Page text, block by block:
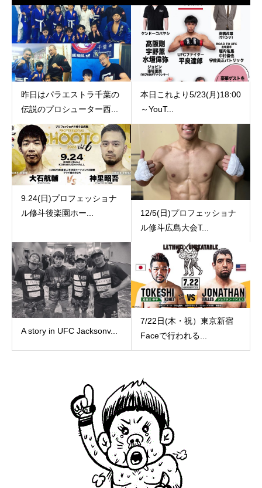
昨日はパラエストラ千葉の
伝説のプロシューター西...
本日これより5/23(月)18:00
～YouT...
9.24(日)プロフェッショナ
ル修斗後楽園ホー...
12/5(日)プロフェッショナ
ル修斗広島大会T...
A story in UFC Jacksonv...
7/22日(木・祝）東京新宿
Faceで行われる...